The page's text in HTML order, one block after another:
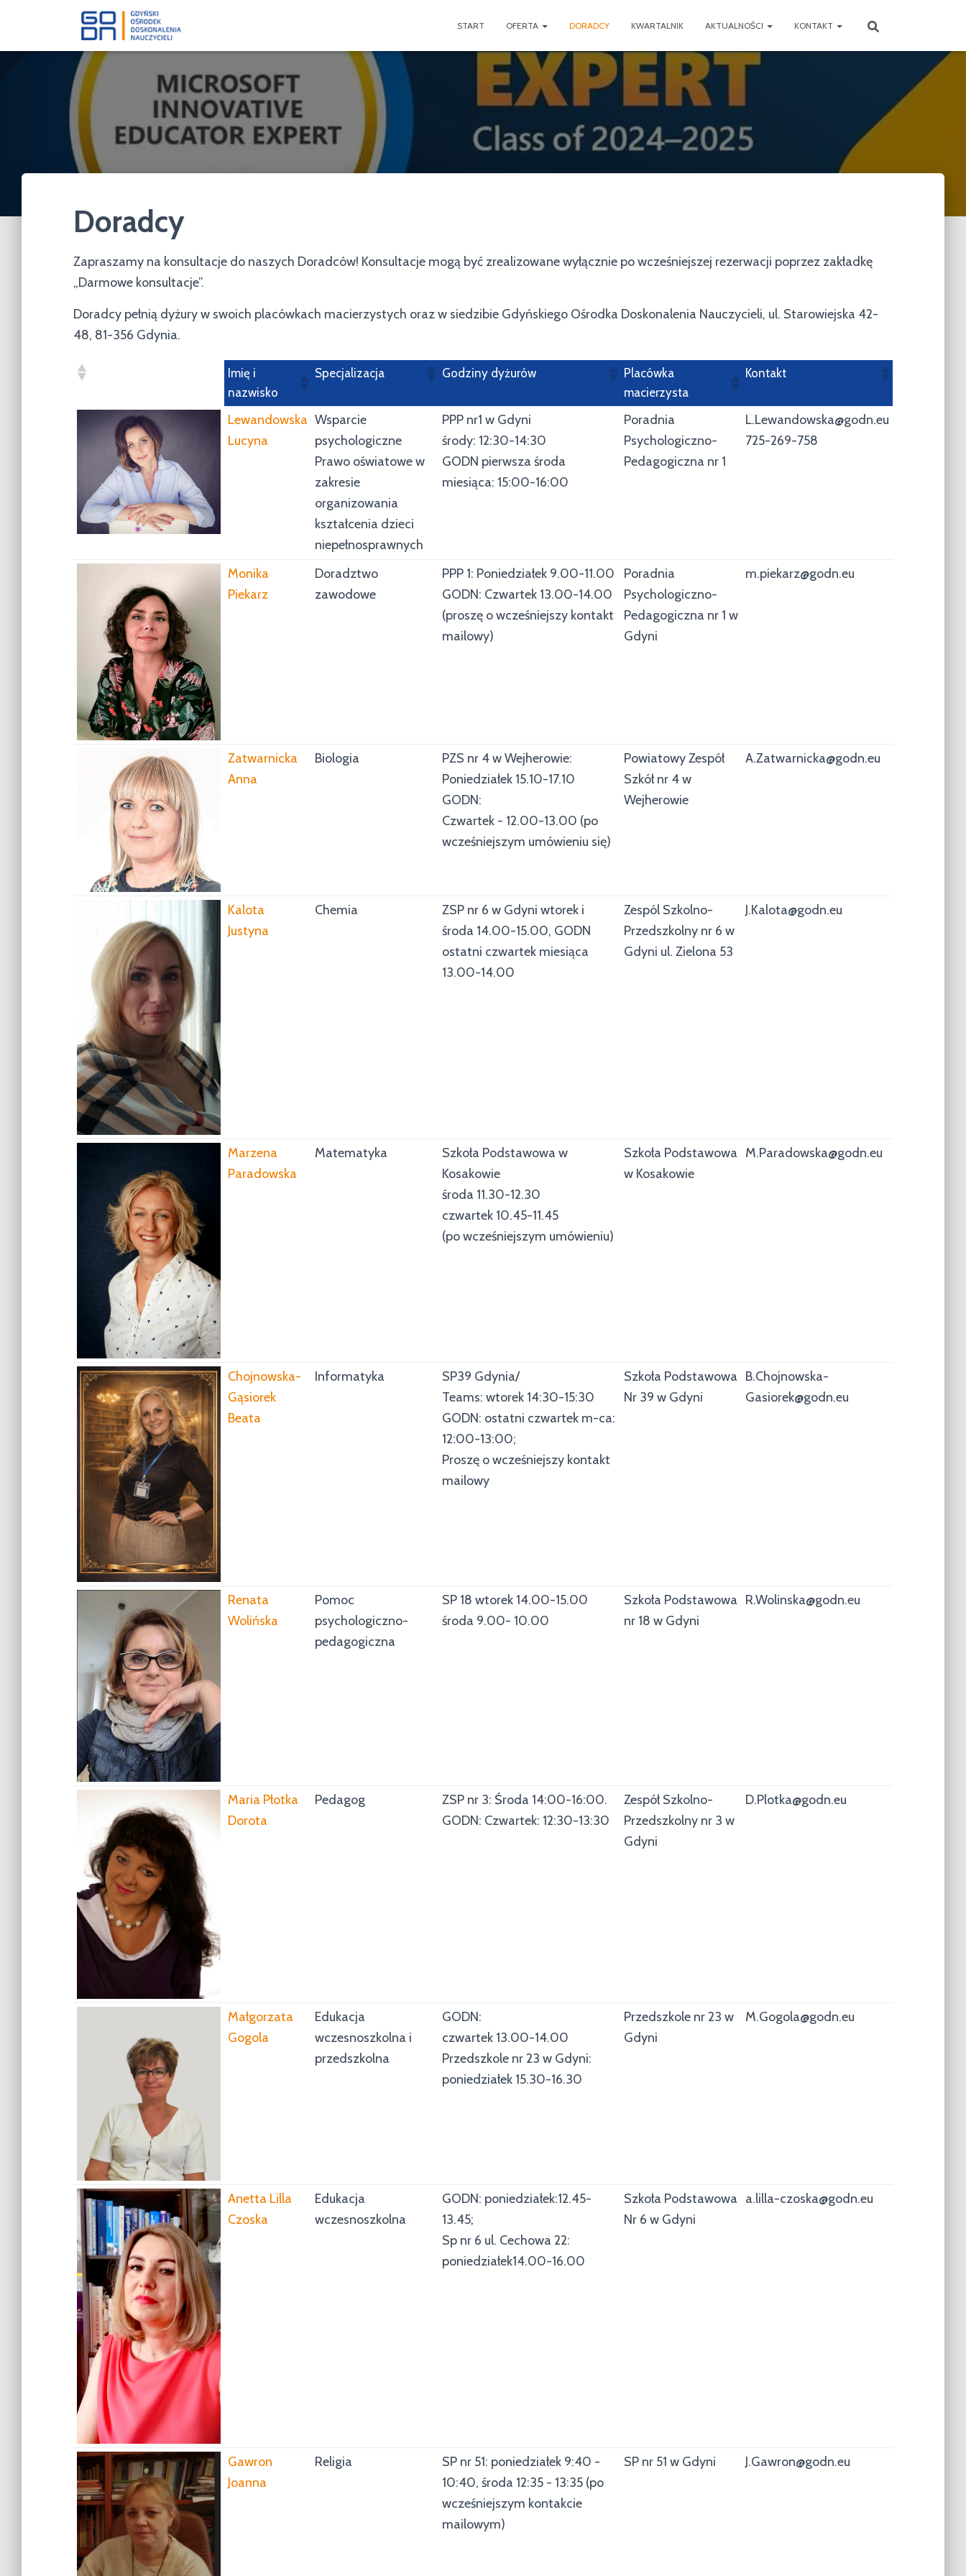
START OFERTA DORADCY KWARTALNIK AKTUALNOŚCI KONTAKT
Doradcy
Zapraszamy na konsultacje do naszych Doradców! Konsultacje mogą być zrealizowane wyłącznie po wcześniejszej rezerwacji poprzez zakładkę
„Darmowe konsultacje”.
Doradcy pełnią dyżury w swoich placówkach macierzystych oraz w siedzibie Gdyńskiego Ośrodka Doskonalenia Nauczycieli, ul. Starowiejska 42-
48, 81-356 Gdynia.
Imię i
nazwisko
Specjalizacja Godziny dyżurów
Placówka
macierzysta
Kontakt
Lewandowska
Lucyna
Wsparcie
psychologiczne
Prawo oświatowe w
zakresie
organizowania
kształcenia dzieci
niepełnosprawnych
PPP nr1 w Gdyni
środy: 12:30-14:30
GODN pierwsza środa
miesiąca: 15:00-16:00
Poradnia
Psychologiczno-
Pedagogiczna nr 1
L.Lewandowska@godn.eu
725-269-758
Monika
Piekarz
Doradztwo
zawodowe
PPP 1: Poniedziałek 9.00-11.00
GODN: Czwartek 13.00-14.00
(proszę o wcześniejszy kontakt
mailowy)
Poradnia
Psychologiczno-
Pedagogiczna nr 1 w
Gdyni
m.piekarz@godn.eu
Zatwarnicka
Anna
Biologia
PZS nr 4 w Wejherowie:
Poniedziałek 15.10-17.10
GODN:
Czwartek - 12.00-13.00 (po
wcześniejszym umówieniu się)
Powiatowy Zespół
Szkół nr 4 w
Wejherowie
A.Zatwarnicka@godn.eu
Kalota
Justyna
Chemia
ZSP nr 6 w Gdyni wtorek i
środa 14.00-15.00, GODN
ostatni czwartek miesiąca
13.00-14.00
Zespól Szkolno-
Przedszkolny nr 6 w
Gdyni ul. Zielona 53
J.Kalota@godn.eu
Marzena
Paradowska
Matematyka
Szkoła Podstawowa w
Kosakowie
środa 11.30-12.30
czwartek 10.45-11.45
(po wcześniejszym umówieniu)
Szkoła Podstawowa
w Kosakowie
M.Paradowska@godn.eu
Chojnowska-
Gąsiorek
Beata
Informatyka
SP39 Gdynia/
Teams: wtorek 14:30-15:30
GODN: ostatni czwartek m-ca:
12:00-13:00;
Proszę o wcześniejszy kontakt
mailowy
Szkoła Podstawowa
Nr 39 w Gdyni
B.Chojnowska-
Gasiorek@godn.eu
Renata
Wolińska
Pomoc
psychologiczno-
pedagogiczna
SP 18 wtorek 14.00-15.00
środa 9.00- 10.00
Szkoła Podstawowa
nr 18 w Gdyni
R.Wolinska@godn.eu
Maria Płotka
Dorota
Pedagog
ZSP nr 3: Środa 14:00-16:00.
GODN: Czwartek: 12:30-13:30
Zespół Szkolno-
Przedszkolny nr 3 w
Gdyni
D.Plotka@godn.eu
Małgorzata
Gogola
Edukacja
wczesnoszkolna i
przedszkolna
GODN:
czwartek 13.00-14.00
Przedszkole nr 23 w Gdyni:
poniedziałek 15.30-16.30
Przedszkole nr 23 w
Gdyni
M.Gogola@godn.eu
Anetta Lilla
Czoska
Edukacja
wczesnoszkolna
GODN: poniedziałek:12.45-
13.45;
Sp nr 6 ul. Cechowa 22:
poniedziałek14.00-16.00
Szkoła Podstawowa
Nr 6 w Gdyni
a.lilla-czoska@godn.eu
Gawron
Joanna
Religia
SP nr 51: poniedziałek 9:40 -
10:40, środa 12:35 - 13:35 (po
wcześniejszym kontakcie
mailowym)
SP nr 51 w Gdyni J.Gawron@godn.eu